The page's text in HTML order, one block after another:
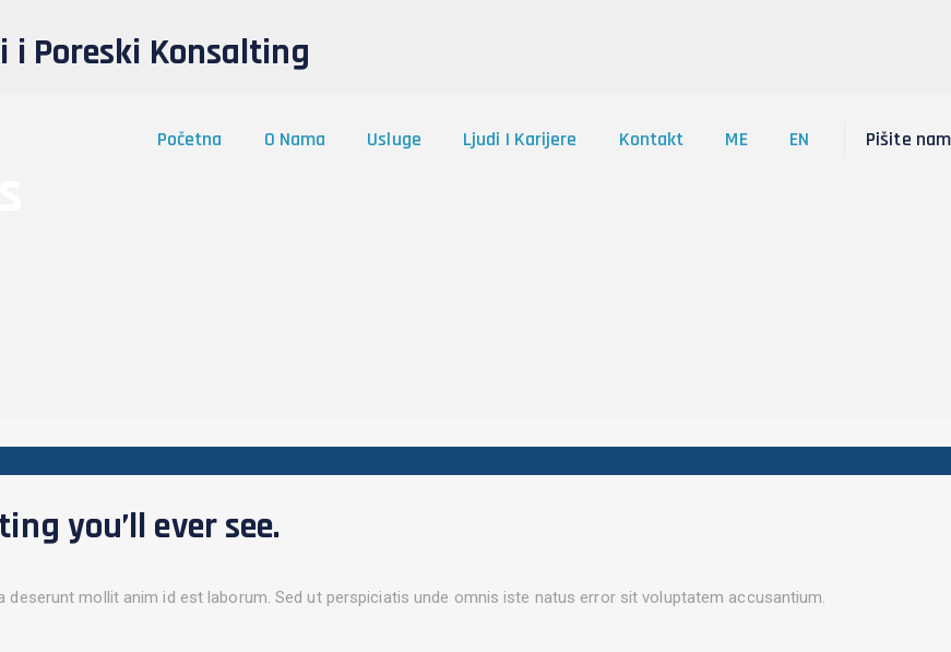
i Poreski Konsalting
Pišite nam
Početna O Nama Usluge Ljudi I Karijere Kontakt ME EN
you’ll ever see.
mollit anim id est laborum. Sed ut perspiciatis unde omnis iste natus error sit voluptatem accusantium.